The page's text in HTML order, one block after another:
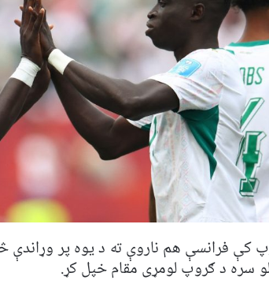
کې فرانسې هم ناروې ته د یوه پر وړاندې
سره د ګروپ لومړی مقام خپل کړ.